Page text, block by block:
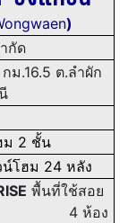
)
กัด
ม.16.5 ต.ลำผัก
ม 2 ชั้น
โฮม 24 หลัง
พื้นที่ใช้สอย
.ม. 4 ห้อง